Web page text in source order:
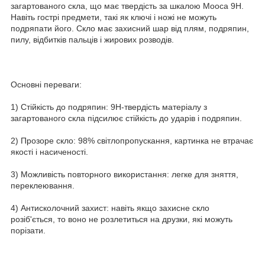
загартованого скла, що має твердість за шкалою Мооса 9H.
Навіть гострі предмети, такі як ключі і ножі не можуть
подряпати його. Скло має захисний шар від плям, подряпин,
пилу, відбитків пальців і жирових розводів.
Основні переваги:
1) Стійкість до подряпин: 9H-твердість матеріалу з
загартованого скла підсилює стійкість до ударів і подряпин.
2) Прозоре скло: 98% світлопропускання, картинка не втрачає
якості і насиченості.
3) Можливість повторного використання: легке для зняття,
переклеювання.
4) Антисколочний захист: навіть якщо захисне скло
розіб'ється, то воно не розлетиться на друзки, які можуть
порізати.